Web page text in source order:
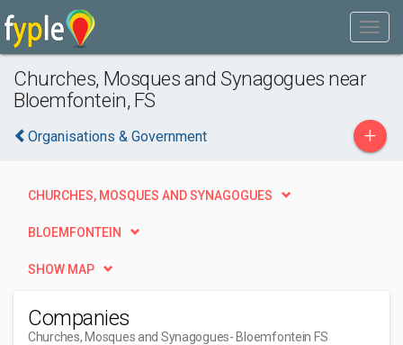
Churches, Mosques and Synagogues near
Bloemfontein, FS
Organisations & Government +
CHURCHES, MOSQUES AND SYNAGOGUES
BLOEMFONTEIN
SHOW MAP
Companies
Churches, Mosques and Synagogues- Bloemfontein FS